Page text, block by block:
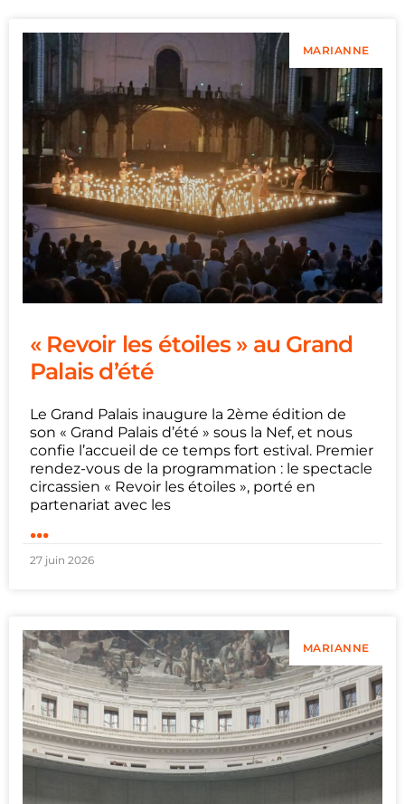
MARIANNE
« Revoir les étoiles » au Grand
Palais d’été
Le Grand Palais inaugure la 2ème édition de
son « Grand Palais d’été » sous la Nef, et nous
confie l’accueil de ce temps fort estival. Premier
rendez-vous de la programmation : le spectacle
circassien « Revoir les étoiles », porté en
partenariat avec les
...
27 juin 2026
MARIANNE